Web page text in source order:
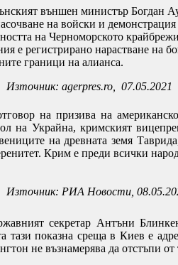
външен министър Богдан
на войски и
на Черноморското
е регистрирано нарастване на
граници на алианса.
Източник: agerpres.ro, 07.05.2021
на призива на
на Украйна, кримският
на древната земя
Крим е преди всички
Източник: РИА Новости,
секретар Антъни
тази показна среща в Киев е
не възнамерява да отстъпи